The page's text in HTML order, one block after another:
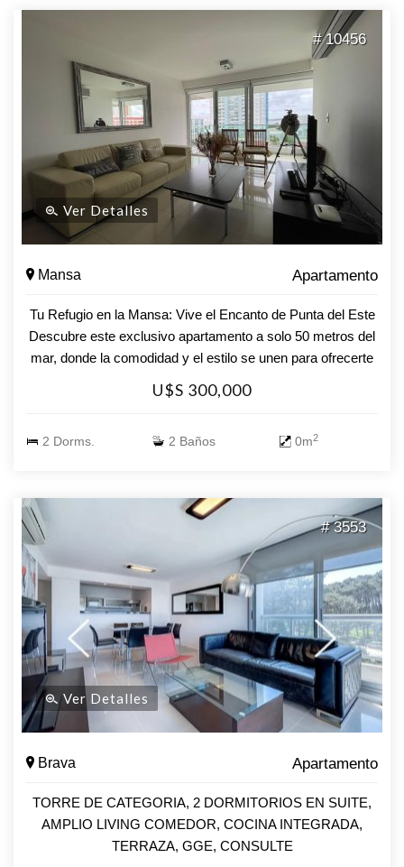
# 10456
Ver Detalles
Mansa Apartamento
Tu Refugio en la Mansa: Vive el Encanto de Punta del Este
Descubre este exclusivo apartamento a solo 50 metros del
mar, donde la comodidad y el estilo se unen para ofrecerte
un hogar ideal en Punta del Este. Con una distribución
inteligente, esta unidad cuenta con 2 dormitorios y 2 baños,
tus amigos. La cocina completa se integra a un luminoso
tu experiencia: servicio de mucamas, servicio de playa,
sauna y una refrescante piscina, todo diseñado para que
cada día sea una escapada. No dejes pasar la oportunidad
de vivir en uno de los destinos más deseados de la costa
uruguaya. **Consulte con nuestros asesores y déjate llevar
por el encanto de la Mansa.**
U$S 300,000
2 Dorms. 2 Baños 0m2
# 3553
Ver Detalles
Brava Apartamento
TORRE DE CATEGORIA, 2 DORMITORIOS EN SUITE,
AMPLIO LIVING COMEDOR, COCINA INTEGRADA,
TERRAZA, GGE, CONSULTE